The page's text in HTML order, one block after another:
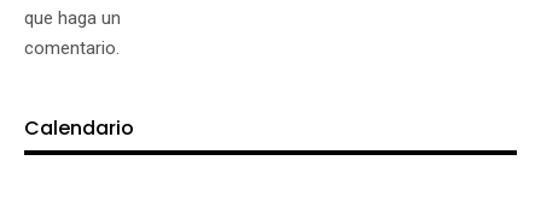
que haga un
comentario.
Calendario